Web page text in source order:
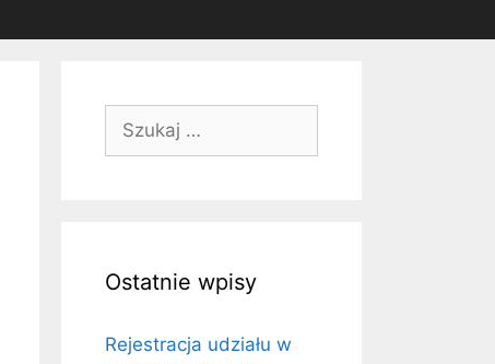
Ostatnie wpisy
Rejestracja udziału w